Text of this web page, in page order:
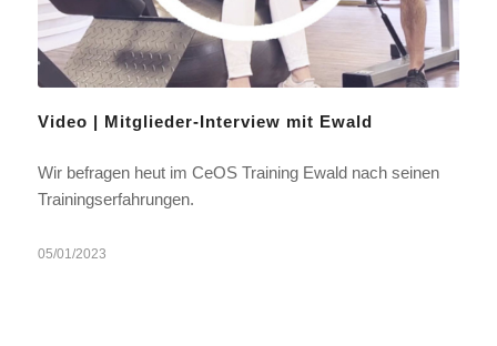
Video | Mitglieder-Interview mit Ewald
Wir befragen heut im CeOS Training Ewald nach seinen
Trainingserfahrungen.
05/01/2023